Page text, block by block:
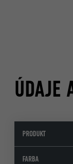
ÚDAJE
PRODUKT
FARBA